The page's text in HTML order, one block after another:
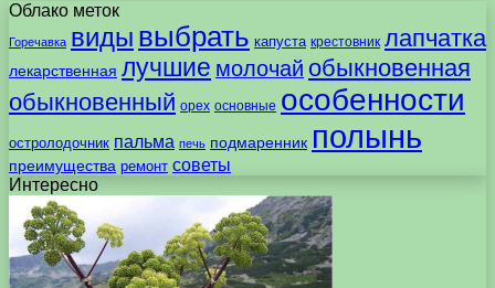
Облако меток
Горечавка виды выбрать капуста крестовник лапчатка
лекарственная лучшие молочай обыкновенная
обыкновенный орех основные особенности
остролодочник пальма печь подмаренник полынь
преимущества ремонт советы
Интересно